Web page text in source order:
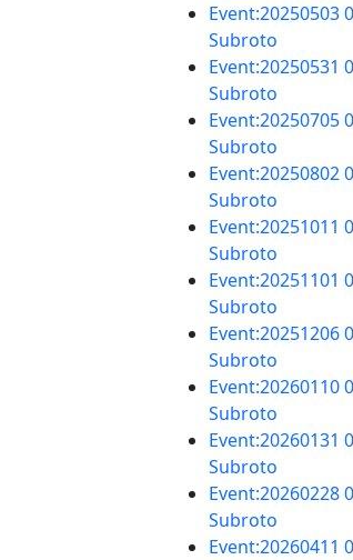
Event:20250503
Subroto
Event:20250531
Subroto
Event:20250705
Subroto
Event:20250802
Subroto
Event:20251011
Subroto
Event:20251101
Subroto
Event:20251206
Subroto
Event:20260110
Subroto
Event:20260131
Subroto
Event:20260228
Subroto
Event:20260411